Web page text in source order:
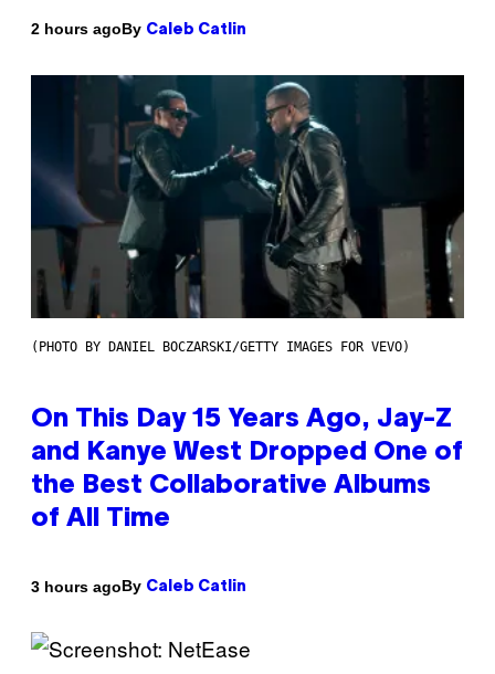
2 hours agoBy Caleb Catlin
(PHOTO BY DANIEL BOCZARSKI/GETTY IMAGES FOR VEVO)
On This Day 15 Years Ago, Jay-Z
and Kanye West Dropped One of
the Best Collaborative Albums
of All Time
3 hours agoBy Caleb Catlin